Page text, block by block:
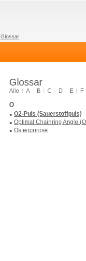
Glossar
Glossar
Alle A B C D E F
O
O2-Puls (Sauerstoffpuls)
Optimal Chainring Angle
Osteoporose